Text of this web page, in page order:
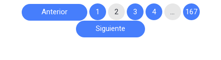
Paginación
Anterior 1 2 3 4 …
167
Siguiente